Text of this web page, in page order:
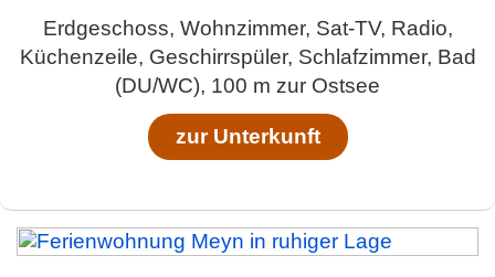
Erdgeschoss, Wohnzimmer, Sat-TV, Radio,
Küchenzeile, Geschirrspüler, Schlafzimmer, Bad
(DU/WC), 100 m zur Ostsee
zur Unterkunft